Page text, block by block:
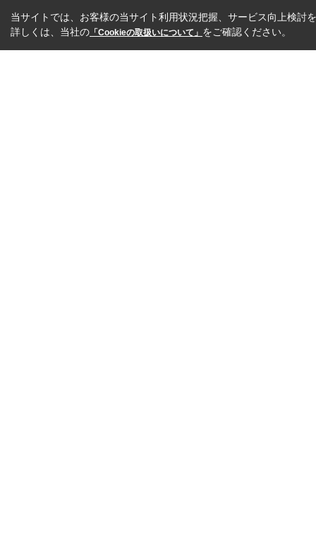
当サイトでは、お客様の当サイト利用状況把握、サービス向上検討
詳しくは、当社の 「Cookieの取扱いについて」 をご確認ください。